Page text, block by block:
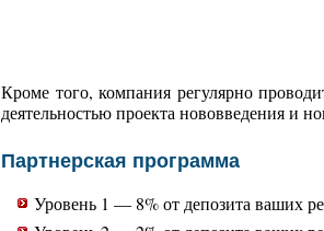
Кроме того, компания регулярно
деятельностью проекта нововведения и
Партнерская программа
Уровень 1 — 8% от депозита ваших